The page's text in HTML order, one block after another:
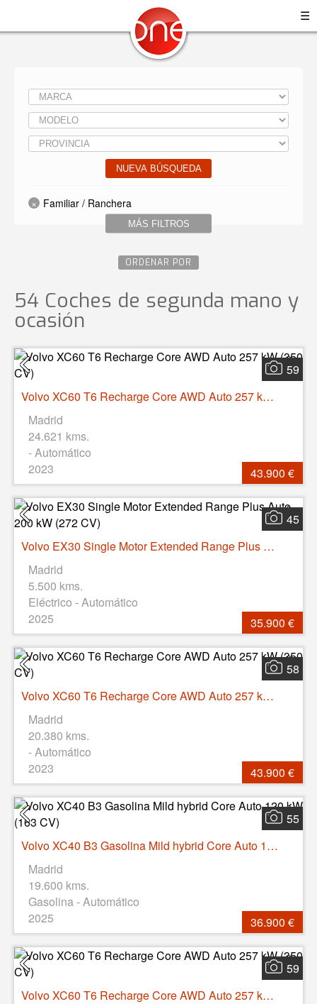
☰
NUEVA BÚSQUEDA
MÁS FILTROS
Familiar / Ranchera
ORDENAR POR
54 Coches de segunda mano y
ocasión
59
Volvo XC60 T6 Recharge Core AWD Auto 257 kW (350 CV)
Madrid
24.621 kms.
- Automático
2023
43.900 €
45
Volvo EX30 Single Motor Extended Range Plus Auto 200 kW (272 CV)
Madrid
5.500 kms.
Eléctrico - Automático
2025
35.900 €
58
Volvo XC60 T6 Recharge Core AWD Auto 257 kW (350 CV)
Madrid
20.380 kms.
- Automático
2023
43.900 €
55
Volvo XC40 B3 Gasolina Mild hybrid Core Auto 120 kW (163 CV)
Madrid
19.600 kms.
Gasolina - Automático
2025
36.900 €
59
Volvo XC60 T6 Recharge Core AWD Auto 257 kW (350 CV)